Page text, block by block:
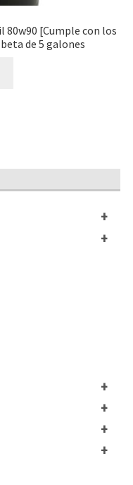
80w90 [Cumple con los
de 5 galones
+
+
+
+
+
+